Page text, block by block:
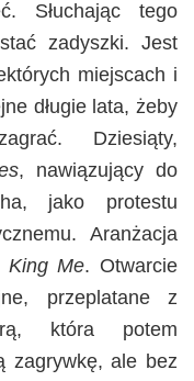
Słuchając tego
zadyszki. Jest
miejscach i
długie lata, żeby
Dziesiąty,
, nawiązujący do
jako protestu
Aranżacja
King Me. Otwarcie
przeplatane z
która potem
zagrywkę, ale bez